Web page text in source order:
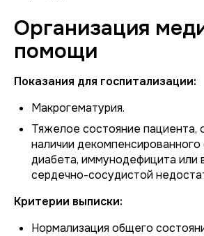
Организация
помощи
Показания для госпитализации:
Макрогематурия.
Тяжелое состояние пациента,
наличии декомпенсированного
диабета, иммунодефицита или
сердечно-сосудистой
Критерии выписки:
Нормализация общего